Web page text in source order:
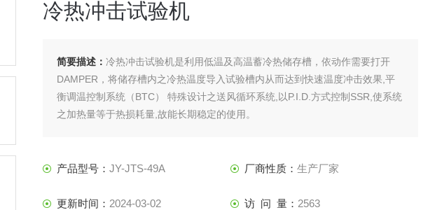
冷热冲击试验机
简要描述：冷热冲击试验机是利用低温及高温蓄冷热储存槽，依动作需要打开
DAMPER，将储存槽内之冷热温度导入试验槽内从而达到快速温度冲击效果,平
衡调温控制系统（BTC） 特殊设计之送风循环系统,以P.I.D.方式控制SSR,使系统
之加热量等于热损耗量,故能长期稳定的使用。
产品型号：JY-JTS-49A 厂商性质：生产厂家
更新时间： 2024-03-02 访 问 量： 2563